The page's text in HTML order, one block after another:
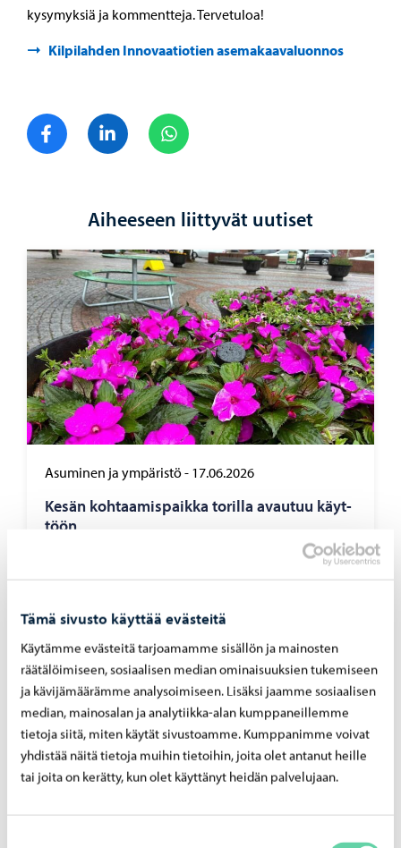
Tämä sivusto käyttää evästeitä
Käytämme evästeitä tarjoamamme sisällön ja mainosten
räätälöimiseen, sosiaalisen median ominaisuuksien tukemiseen
ja kävijämäärämme analysoimiseen. Lisäksi jaamme sosiaalisen
median, mainosalan ja analytiikka-alan kumppaneillemme
tietoja siitä, miten käytät sivustoamme. Kumppanimme voivat
yhdistää näitä tietoja muihin tietoihin, joita olet antanut heille
tai joita on kerätty, kun olet käyttänyt heidän palvelujaan.
kysymyksiä ja kommentteja. Tervetuloa!
Kilpilahden Innovaatiotien asemakaavaluonnos
Jaa FacebookJaa LinkedIn
Aiheeseen liittyvät uutiset
Asuminen ja ympäristö- 17.06.2026
Kesän koh­taa­mis­paik­ka to­ril­la avau­tuu käyt­
töön